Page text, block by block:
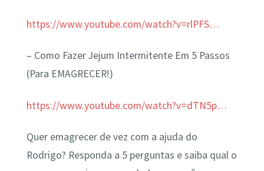
https://www.youtube.com/watch?v=rlPFS…
– Como Fazer Jejum Intermitente Em 5 Passos
(Para EMAGRECER!)
https://www.youtube.com/watch?v=dTN5p…
Quer emagrecer de vez com a ajuda do
Rodrigo? Responda a 5 perguntas e saiba qual o